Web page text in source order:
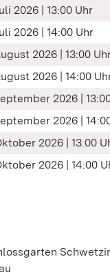
2026 | 13:00 Uhr
2026 | 14:00 Uhr
2026 | 13:00
2026 | 14:00
2026 |
2026 |
2026 | 13:00
2026 | 14:00